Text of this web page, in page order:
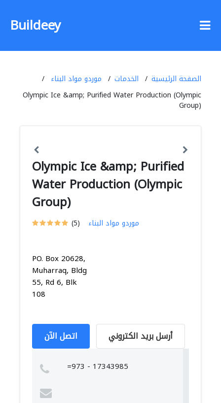
Buildeey
الصفحة الرئيسية الخدمات
موردو مواد البناء
Olympic Ice &amp; Purified Water Production (Olympic
Group)
Olympic Ice &amp; Purified
Water Production (Olympic
Group)
(5) موردو مواد البناء
PO. Box 20628,
Muharraq, Bldg
55, Rd 6, Blk
108
اتصل الآن أرسل بريد الكتروني
=973 - 17343985